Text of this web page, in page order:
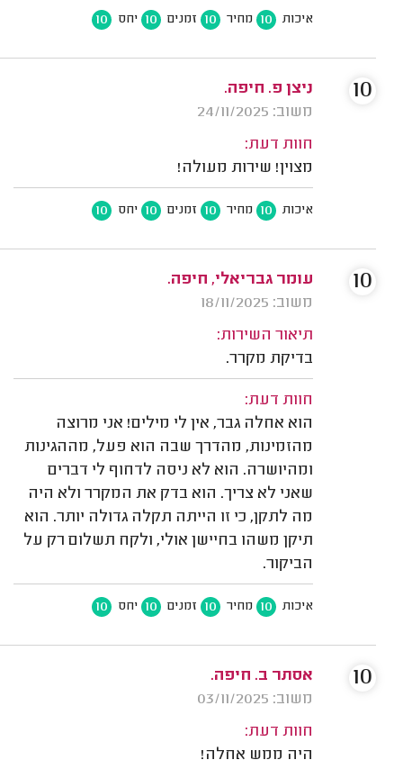
איכות 10 מחיר 10 זמנים 10 יחס 10
ניצן פ. חיפה.
משוב: 24/11/2025
חוות דעת:
מצוין! שירות מעולה!
איכות 10 מחיר 10 זמנים 10 יחס 10
10
עומר גבריאלי, חיפה.
משוב: 18/11/2025
תיאור השירות:
בדיקת מקרר.
חוות דעת:
הוא אחלה גבר, אין לי מילים! אני מרוצה
מהזמינות, מהדרך שבה הוא פעל, מההגינות
ומהיושרה. הוא לא ניסה לדחוף לי דברים
שאני לא צריך. הוא בדק את המקרר ולא היה
מה לתקן, כי זו הייתה תקלה גדולה יותר. הוא
תיקן משהו בחיישן אולי, ולקח תשלום רק על
הביקור.
איכות 10 מחיר 10 זמנים 10 יחס 10
10
אסתר ב. חיפה.
משוב: 03/11/2025
חוות דעת:
היה ממש אחלה!
10